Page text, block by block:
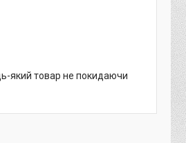
який товар не покидаючи